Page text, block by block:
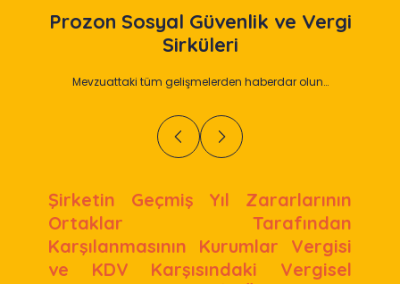
Prozon Sosyal Güvenlik ve Vergi
Sirküleri
Mevzuattaki tüm gelişmelerden haberdar olun…
Şirketin Geçmiş Yıl Zararlarının
Ortaklar Tarafından
Karşılanmasının Kurumlar Vergisi
ve KDV Karşısındaki Vergisel